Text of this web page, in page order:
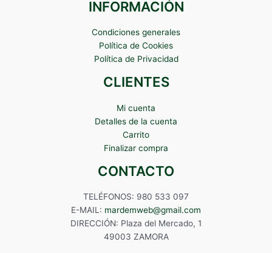
INFORMACIÓN
Condiciones generales
Política de Cookies
Política de Privacidad
CLIENTES
Mi cuenta
Detalles de la cuenta
Carrito
Finalizar compra
CONTACTO
TELÉFONOS: 980 533 097
E-MAIL: mardemweb@gmail.com
DIRECCIÓN: Plaza del Mercado, 1
49003 ZAMORA